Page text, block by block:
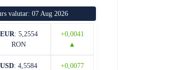
valutar: 07 Aug 2026
EUR: 5,2554
RON
+0,0041
▲
USD: 4,5584
+0,0077